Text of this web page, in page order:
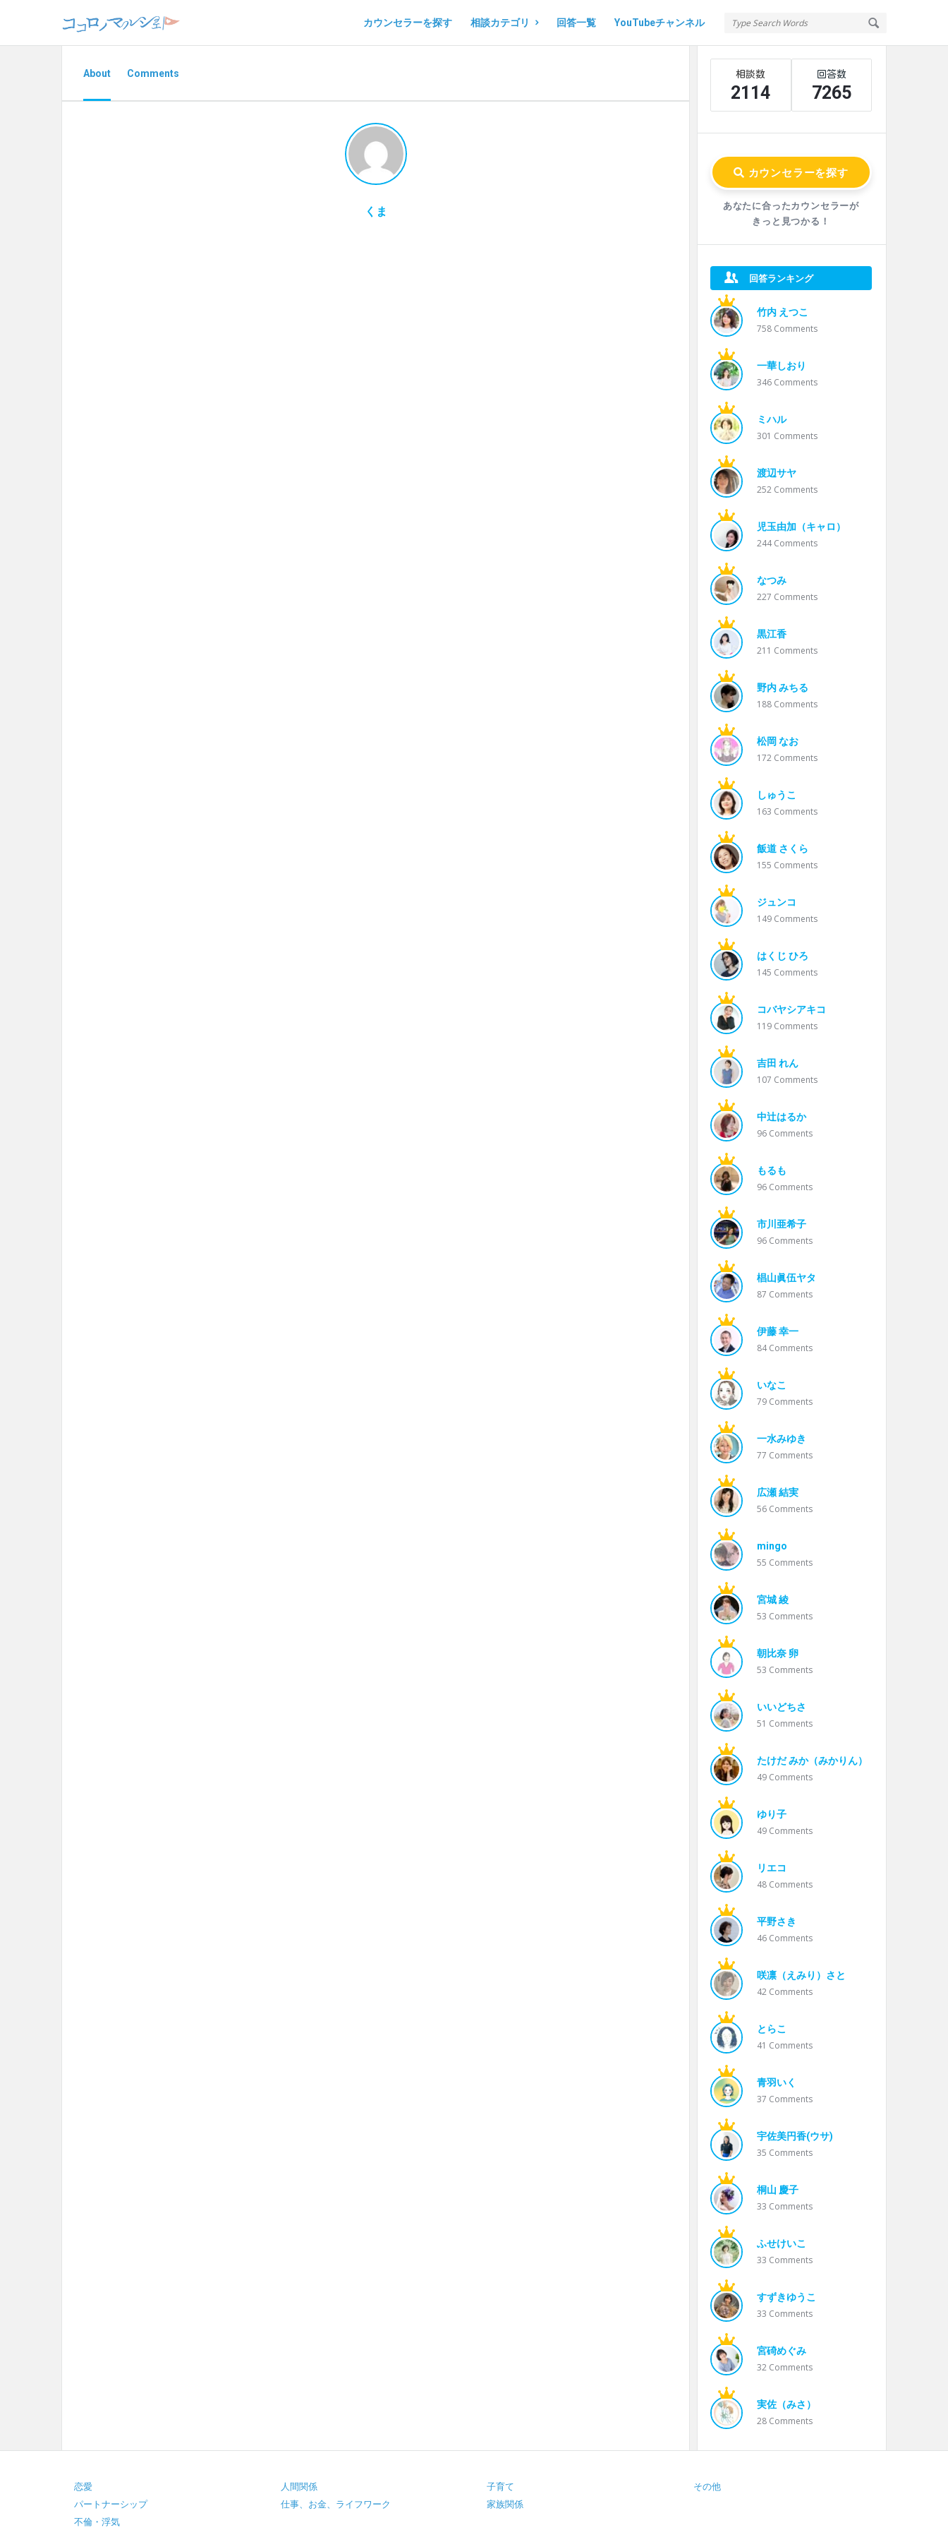
コ
コ
ノ
マ
ル
シ
ェ
ル
シ
ェ
Navigation
カウンセラーを探す 相談カテゴリ 回答一覧 YouTubeチャンネル
About Comments
くま
Sidebar
Stats
2114
7265
あなたに合ったカウンセラーが
きっと見つかる！
回答ランキング
竹内 えつこ
758 Comments
一華しおり
346 Comments
ミハル
301 Comments
渡辺サヤ
252 Comments
児玉由加（キャロ）
244Comments
なつみ
227 Comments
黒江香
211 Comments
野内 みちる
188 Comments
松岡 なお
172 Comments
しゅうこ
163 Comments
飯道 さくら
155 Comments
ジュンコ
149 Comments
はくじ ひろ
145 Comments
コバヤシアキコ
119 Comments
吉田 れん
107 Comments
中辻はるか
96 Comments
もるも
96 Comments
市川亜希子
96 Comments
椙山眞伍ヤタ
87 Comments
伊藤 幸一
84Comments
いなこ
79 Comments
一水みゆき
77 Comments
広瀬 結実
56 Comments
mingo
55 Comments
宮城 綾
53 Comments
朝比奈 卵
53 Comments
いいどちさ
51 Comments
たけだ みか（みかりん）
49 Comments
ゆり子
49 Comments
リエコ
48 Comments
平野さき
46 Comments
咲凛（えみり）さと
42 Comments
とらこ
41 Comments
青羽いく
37 Comments
宇佐美円香(ウサ)
35 Comments
桐山 慶子
33 Comments
ふせけいこ
33 Comments
すずきゆうこ
33 Comments
宮碕めぐみ
32 Comments
実佐（みさ）
28 Comments
Footer
恋愛
パートナーシップ
不倫・浮気
人間関係
仕事、お金、ライフワーク
子育て
家族関係
その他